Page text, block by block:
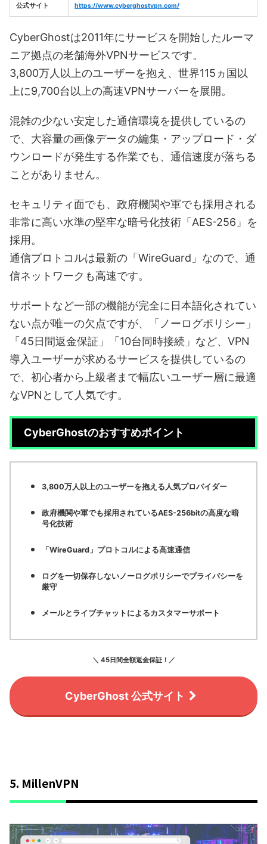
公式サイト https://www.cyberghostvpn.com/
CyberGhostは2011年にサービスを開始したルーマ
ニア拠点の老舗海外VPNサービスです。
3,800万人以上のユーザーを抱え、世界115ヵ国以
上に9,700台以上の高速VPNサーバーを展開。
混雑の少ない安定した通信環境を提供しているの
で、大容量の画像データの編集・アップロード・ダ
ウンロードが発生する作業でも、通信速度が落ちる
ことがありません。
セキュリティ面でも、政府機関や軍でも採用される
非常に高い水準の堅牢な暗号化技術「AES-256」を
採用。
通信プロトコルは最新の「WireGuard」なので、通
信ネットワークも高速です。
サポートなど一部の機能が完全に日本語化されてい
ない点が唯一の欠点ですが、「ノーログポリシー」
「45日間返金保証」「10台同時接続」など、VPN
導入ユーザーが求めるサービスを提供しているの
で、初心者から上級者まで幅広いユーザー層に最適
なVPNとして人気です。
CyberGhostのおすすめポイント
3,800万人以上のユーザーを抱える人気プロバイダー
政府機関や軍でも採用されているAES-256bitの高度な暗
号化技術
「WireGuard」プロトコルによる高速通信
ログを一切保存しないノーログポリシーでプライバシーを
厳守
メールとライブチャットによるカスタマーサポート
＼ 45日間全額返金保証！／
CyberGhost 公式サイト
5. MillenVPN